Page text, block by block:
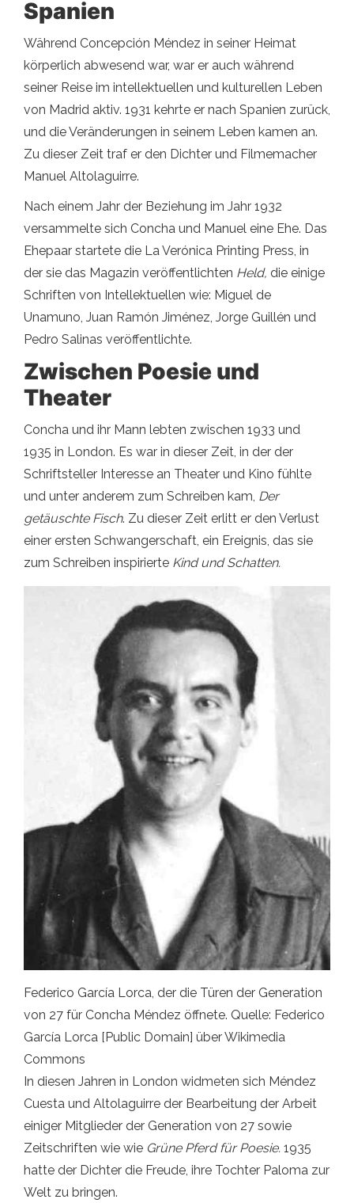
Spanien
Während Concepción Méndez in seiner Heimat
körperlich abwesend war, war er auch während
seiner Reise im intellektuellen und kulturellen Leben
von Madrid aktiv. 1931 kehrte er nach Spanien zurück,
und die Veränderungen in seinem Leben kamen an.
Zu dieser Zeit traf er den Dichter und Filmemacher
Manuel Altolaguirre.
Nach einem Jahr der Beziehung im Jahr 1932
versammelte sich Concha und Manuel eine Ehe. Das
Ehepaar startete die La Verónica Printing Press, in
der sie das Magazin veröffentlichten Held, die einige
Schriften von Intellektuellen wie: Miguel de
Unamuno, Juan Ramón Jiménez, Jorge Guillén und
Pedro Salinas veröffentlichte.
Zwischen Poesie und
Theater
Concha und ihr Mann lebten zwischen 1933 und
1935 in London. Es war in dieser Zeit, in der der
Schriftsteller Interesse an Theater und Kino fühlte
und unter anderem zum Schreiben kam, Der
getäuschte Fisch. Zu dieser Zeit erlitt er den Verlust
einer ersten Schwangerschaft, ein Ereignis, das sie
zum Schreiben inspirierte Kind und Schatten.
Federico García Lorca, der die Türen der Generation
von 27 für Concha Méndez öffnete. Quelle: Federico
García Lorca [Public Domain] über Wikimedia
Commons
In diesen Jahren in London widmeten sich Méndez
Cuesta und Altolaguirre der Bearbeitung der Arbeit
einiger Mitglieder der Generation von 27 sowie
Zeitschriften wie wie Grüne Pferd für Poesie. 1935
hatte der Dichter die Freude, ihre Tochter Paloma zur
Welt zu bringen.